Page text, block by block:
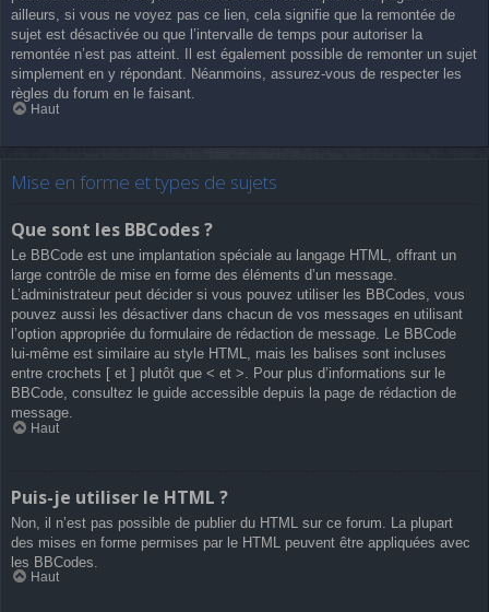
ailleurs, si vous ne voyez pas ce lien, cela signifie que la remontée de
sujet est désactivée ou que l’intervalle de temps pour autoriser la
remontée n’est pas atteint. Il est également possible de remonter un sujet
simplement en y répondant. Néanmoins, assurez-vous de respecter les
règles du forum en le faisant.
Haut
Mise en forme et types de sujets
Que sont les BBCodes ?
Le BBCode est une implantation spéciale au langage HTML, offrant un
large contrôle de mise en forme des éléments d’un message.
L’administrateur peut décider si vous pouvez utiliser les BBCodes, vous
pouvez aussi les désactiver dans chacun de vos messages en utilisant
l’option appropriée du formulaire de rédaction de message. Le BBCode
lui-même est similaire au style HTML, mais les balises sont incluses
entre crochets [ et ] plutôt que < et >. Pour plus d’informations sur le
BBCode, consultez le guide accessible depuis la page de rédaction de
message.
Haut
Puis-je utiliser le HTML ?
Non, il n’est pas possible de publier du HTML sur ce forum. La plupart
des mises en forme permises par le HTML peuvent être appliquées avec
les BBCodes.
Haut